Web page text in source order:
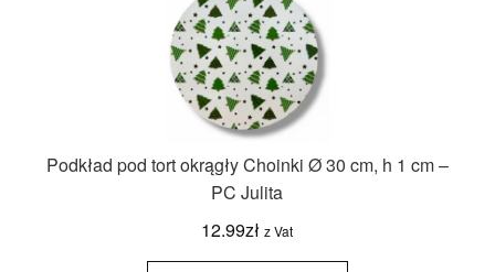
Podkład pod tort okrągły Choinki Ø 30 cm, h 1 cm –
PC Julita
12.99zł z Vat
ilość